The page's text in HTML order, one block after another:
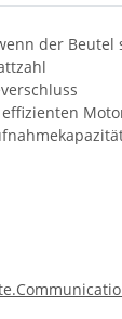
der Beutel